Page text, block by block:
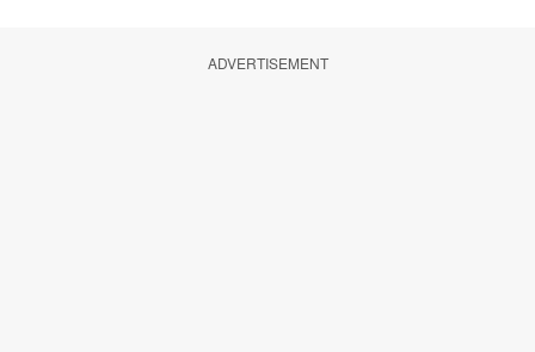
ADVERTISEMENT